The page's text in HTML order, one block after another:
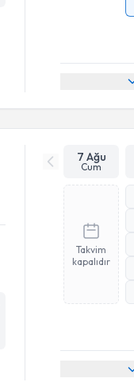
7 Ağu
Cum
Takvim
kapalıdır